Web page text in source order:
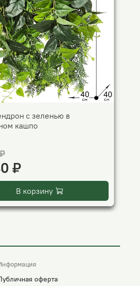
с зеленью в
кашпо
₽
В корзину
оферта